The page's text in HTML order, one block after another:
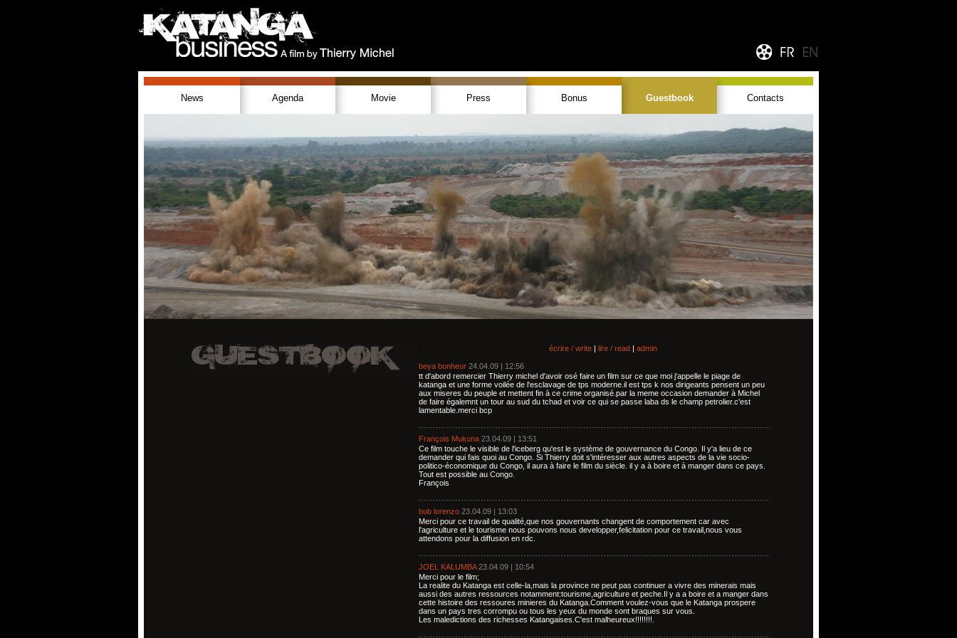
News Agenda Movie Press Bonus Guestbook Contacts
écrire / write | lire / read | admin
beya bonheur 24.04.09 | 12:56
tt d'abord remercier Thierry michel d'avoir osé faire un film sur ce que moi j'appelle le piage de
katanga et une forme voilée de l'esclavage de tps moderne.il est tps k nos dirigeants pensent un peu
aux miseres du peuple et mettent fin à ce crime organisé.par la meme occasion demander à Michel
de faire égalemnt un tour au sud du tchad et voir ce qui se passe laba ds le champ petrolier.c'est
lamentable.merci bcp
François Mukuna 23.04.09 | 13:51
Ce film touche le visible de l'iceberg qu'est le système de gouvernance du Congo. Il y'a lieu de ce
demander qui fais quoi au Congo. Si Thierry doit s'intéresser aux autres aspects de la vie socio-
politico-économique du Congo, il aura à faire le film du siècle. il y a à boire et à manger dans ce pays.
Tout est possible au Congo.
François
bob lorenzo 23.04.09 | 13:03
Merci pour ce travail de qualité,que nos gouvernants changent de comportement car avec
l'agriculture et le tourisme nous pouvons nous developper,felicitation pour ce travail,nous vous
attendons pour la diffusion en rdc.
JOEL KALUMBA 23.04.09 | 10:54
Merci pour le film;
La realite du Katanga est celle-la,mais la province ne peut pas continuer a vivre des minerais mais
aussi des autres ressources notamment:tourisme,agriculture et peche.Il y a a boire et a manger dans
cette histoire des ressoures minieres du Katanga.Comment voulez-vous que le Katanga prospere
dans un pays tres corrompu ou tous les yeux du monde sont braques sur vous.
Les maledictions des richesses Katangaises.C'est malheureux!!!!!!!!.